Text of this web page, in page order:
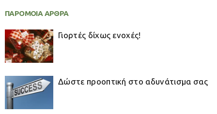
ΠΑΡΟΜΟΙΑ ΑΡΘΡΑ
Γιορτές δίχως ενοχές!
Δώστε προοπτική στο αδυνάτισμα σας